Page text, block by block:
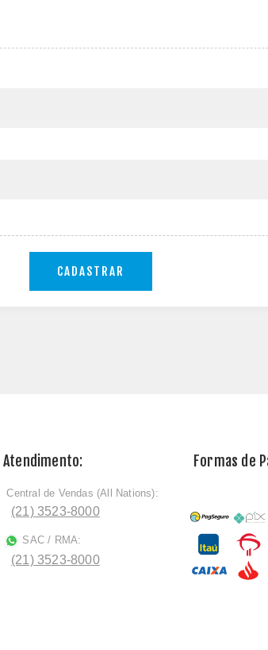
CADASTRAR
Atendimento:
ﾠCentral de Vendas (All Nations):
(21) 3523-8000
SAC / RMA:
(21) 3523-8000
Formas de